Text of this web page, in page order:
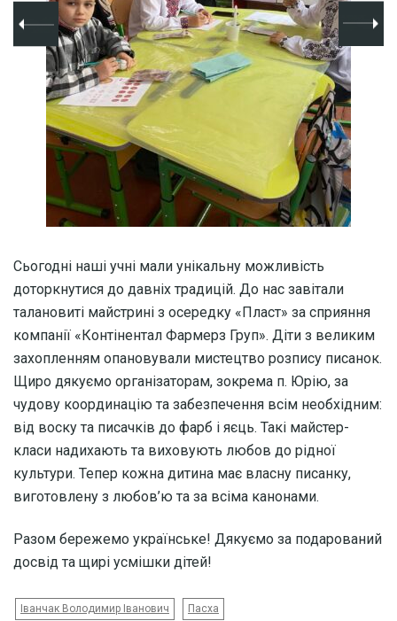
Сьогодні наші учні мали унікальну можливість
доторкнутися до давніх традицій. До нас завітали
талановиті майстрині з осередку «Пласт» за сприяння
компанії «Контінентал Фармерз Груп». Діти з великим
захопленням опановували мистецтво розпису писанок.
Щиро дякуємо організаторам, зокрема п. Юрію, за
чудову координацію та забезпечення всім необхідним:
від воску та писачків до фарб і яєць. Такі майстер-
класи надихають та виховують любов до рідної
культури. Тепер кожна дитина має власну писанку,
виготовлену з любов’ю та за всіма канонами.
Разом бережемо українське! Дякуємо за подарований
досвід та щирі усмішки дітей!
Іванчак Володимир Іванович Пасха